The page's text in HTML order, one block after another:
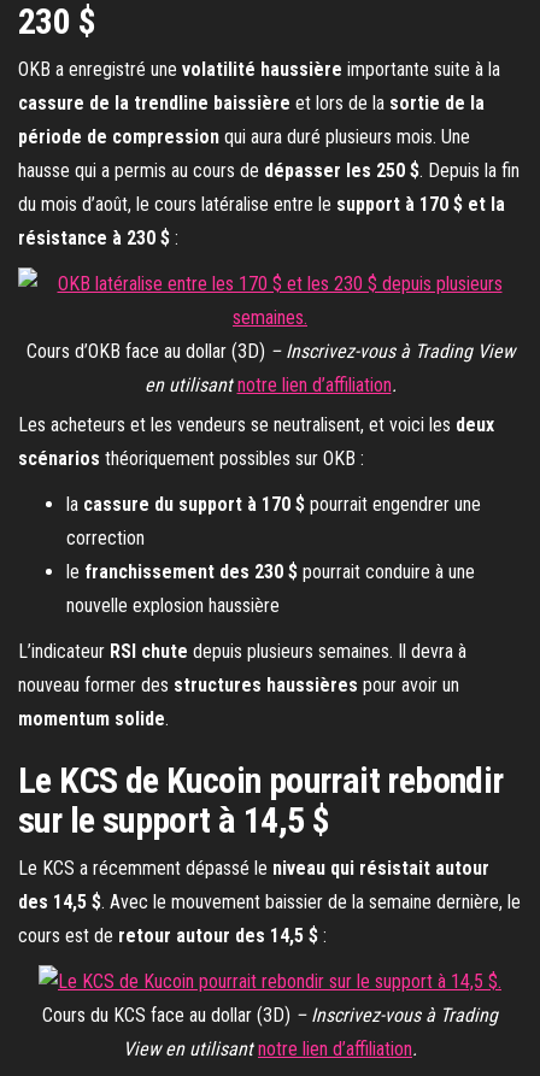
230 $
OKB a enregistré une volatilité haussière importante suite à la
cassure de la trendline baissière et lors de la sortie de la
période de compression qui aura duré plusieurs mois. Une
hausse qui a permis au cours de dépasser les 250 $. Depuis la fin
du mois d’août, le cours latéralise entre le support à 170 $ et la
résistance à 230 $ :
Cours d’OKB face au dollar (3D) – Inscrivez-vous à Trading View
en utilisantnotre lien d’affiliation.
Les acheteurs et les vendeurs se neutralisent, et voici les deux
scénarios théoriquement possibles sur OKB :
la cassure du support à 170 $ pourrait engendrer une
correction
le franchissement des 230 $ pourrait conduire à une
nouvelle explosion haussière
L’indicateur RSI chute depuis plusieurs semaines. Il devra à
nouveau former des structures haussières pour avoir un
momentum solide.
Le KCS de Kucoin pourrait rebondir
sur le support à 14,5 $
Le KCS a récemment dépassé le niveau qui résistait autour
des 14,5 $. Avec le mouvement baissier de la semaine dernière, le
cours est de retour autour des 14,5 $ :
Cours du KCS face au dollar (3D) – Inscrivez-vous à Trading
View en utilisantnotre lien d’affiliation.